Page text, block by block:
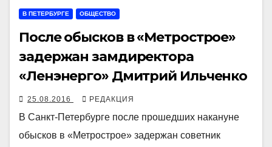
В ПЕТЕРБУРГЕ ОБЩЕСТВО
После обысков в «Метрострое»
задержан замдиректора
«Ленэнерго» Дмитрий Ильченко
25.08.2016 РЕДАКЦИЯ
В Санкт-Петербурге после прошедших накануне
обысков в «Метрострое» задержан советник